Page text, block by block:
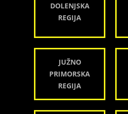
DOLENJSKA
REGIJA
JUŽNO
PRIMORSKA
REGIJA